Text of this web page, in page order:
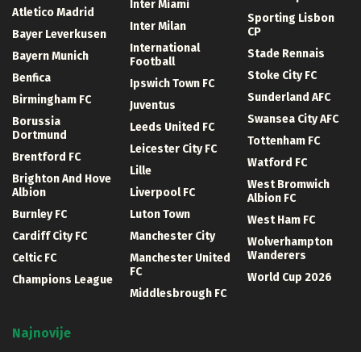
Atletico Madrid
Bayer Leverkusen
Bayern Munich
Benfica
Birmingham FC
Borussia
Dortmund
Brentford FC
Brighton And Hove
Albion
Burnley FC
Cardiff City FC
Celtic FC
Champions League
Inter Miami
Inter Milan
International
Football
Ipswich Town FC
Juventus
Leeds United FC
Leicester City FC
Lille
Liverpool FC
Luton Town
Manchester City
Manchester United
FC
Middlesbrough FC
Sporting Lisbon
CP
Stade Rennais
Stoke City FC
Sunderland AFC
Swansea City AFC
Tottenham FC
Watford FC
West Bromwich
Albion FC
West Ham FC
Wolverhampton
Wanderers
World Cup 2026
Najnovije